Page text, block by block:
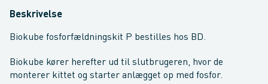
Beskrivelse
Biokube fosforfældningskit P bestilles hos BD.
Biokube kører herefter ud til slutbrugeren, hvor de
monterer kittet og starter anlægget op med fosfor.